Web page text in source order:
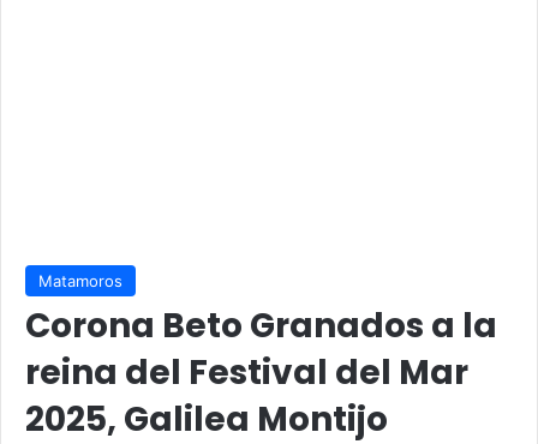
Matamoros
Corona Beto Granados a la
reina del Festival del Mar
2025, Galilea Montijo